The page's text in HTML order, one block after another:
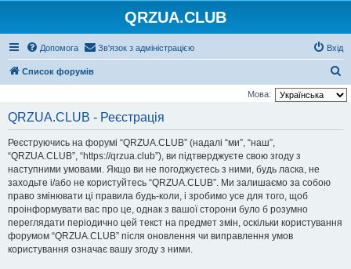
QRZUA.CLUB
Допомога Зв'язок з адміністрацією Вхід
Список форумів
о
Мова:
QRZUA.CLUB - Реєстрація
Реєструючись на форумі “QRZUA.CLUB” (надалі “ми”, “наш”,
“QRZUA.CLUB”, “https://qrzua.club”), ви підтверджуєте свою згоду з
наступними умовами. Якщо ви не погоджуєтесь з ними, будь ласка, не
заходьте і/або не користуйтесь “QRZUA.CLUB”. Ми залишаємо за собою
право змінювати ці правила будь-коли, і зробимо усе для того, щоб
проінформувати вас про це, однак з вашої сторони було б розумно
переглядати періодично цей текст на предмет змін, оскільки користування
форумом “QRZUA.CLUB” після оновлення чи виправлення умов
користування означає вашу згоду з ними.